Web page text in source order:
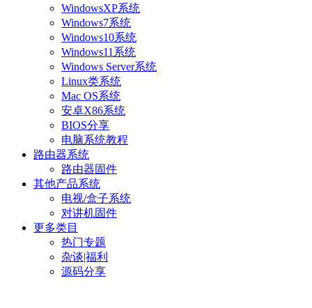
WindowsXP系统
Windows7系统
Windows10系统
Windows11系统
Windows Server系统
Linux类系统
Mac OS系统
安卓X86系统
BIOS分享
电脑系统教程
路由器系统
路由器固件
其他产品系统
电视/盒子系统
对讲机固件
更多类目
热门专题
杂谈|福利
源码分享